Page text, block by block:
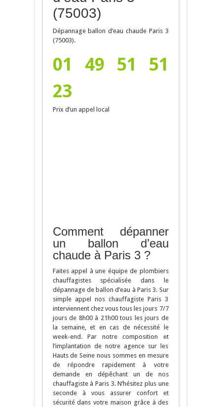
(75003)
Dépannage ballon d’eau chaude Paris 3
(75003).
01 49 51 51
23
Prix d’un appel local
Comment dépanner
un ballon d’eau
chaude à Paris 3 ?
Faites appel à une équipe de plombiers
chauffagistes spécialisée dans le
dépannage de ballon d’eau à Paris 3. Sur
simple appel nos chauffagiste Paris 3
interviennent chez vous tous les jours 7/7
jours de 8h00 à 21h00 tous les jours de
la semaine, et en cas de nécessité le
week-end. Par notre composition et
l’implantation de notre agence sur les
Hauts de Seine nous sommes en mesure
de répondre rapidement à votre
demande en dépêchant un de nos
chauffagiste à Paris 3. N’hésitez plus une
seconde à vous assurer confort et
sécurité dans votre maison grâce à des